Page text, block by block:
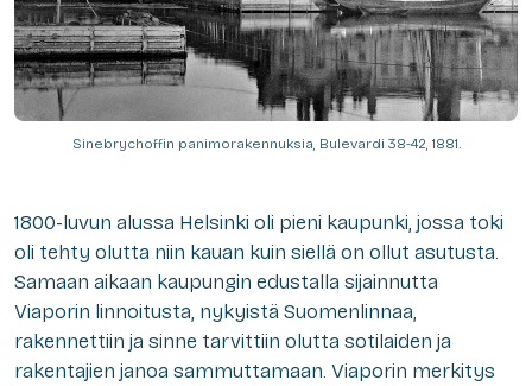
Sinebrychoffin panimorakennuksia, Bulevardi 38-42, 1881.
1800-luvun alussa Helsinki oli pieni kaupunki, jossa toki
oli tehty olutta niin kauan kuin siellä on ollut asutusta.
Samaan aikaan kaupungin edustalla sijainnutta
Viaporin linnoitusta, nykyistä Suomenlinnaa,
rakennettiin ja sinne tarvittiin olutta sotilaiden ja
rakentajien janoa sammuttamaan. Viaporin merkitys